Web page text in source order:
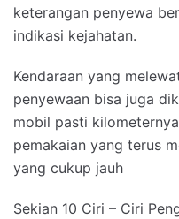
keterangan penyewa
indikasi kejahatan.
Kendaraan yang
penyewaan bisa juga
mobil pasti
pemakaian yang terus
yang cukup jauh
Sekian 10 Ciri – Ciri